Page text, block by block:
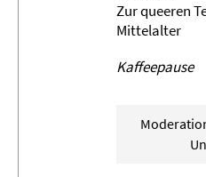
Zur queeren
Mittelalter
Kaffeepause